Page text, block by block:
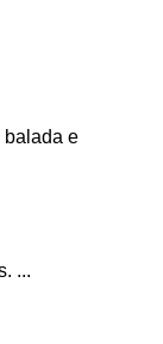
balada e
...